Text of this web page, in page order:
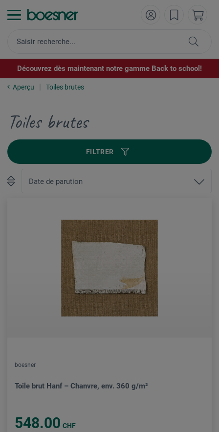
Découvrez dès maintenant notre gamme Back to school!
Aperçu Toiles brutes
Toiles brutes
FILTRER
boesner
Toile brut Hanf – Chanvre, env. 360 g/m²
548.00 CHF